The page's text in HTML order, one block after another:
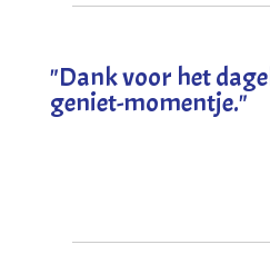
"Dank voor het
geniet-momentje."